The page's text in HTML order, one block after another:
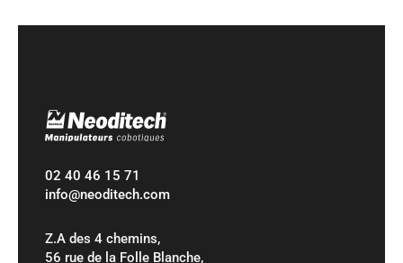
02 40 46 15 71
info@neoditech.com
Z.A des 4 chemins,
56 rue de la Folle Blanche,